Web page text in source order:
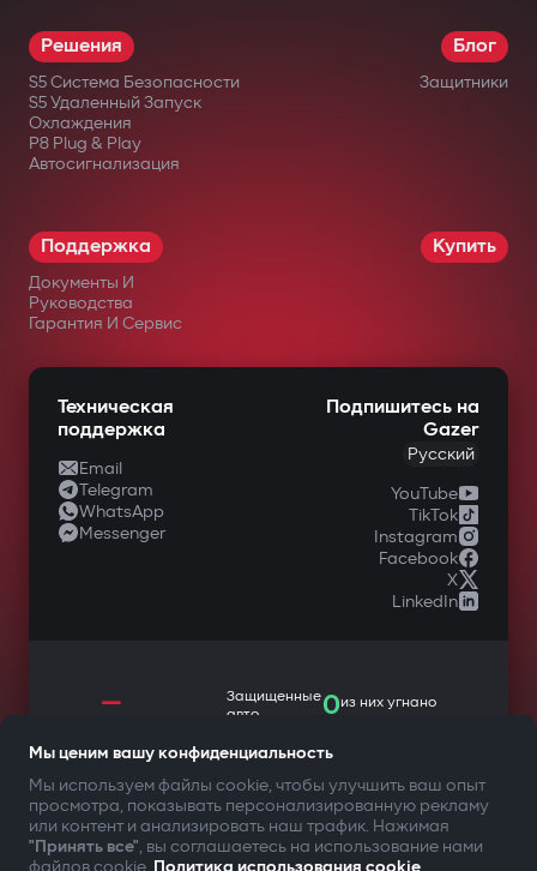
Решения
S5 Система Безопасности
S5 Удаленный Запуск
Охлаждения
P8 Plug & Play
Автосигнализация
Блог
Защитники
Поддержка
Документы И
Руководства
Гарантия И Сервис
Купить
Техническая
поддержка
Email
Telegram
WhatsApp
Messenger
Подпишитесь на
Gazer
Русский
YouTube
TikTok
Instagram
Facebook
X
LinkedIn
—
Защищенные
авто
0из них угнано
ТВОЯ БЕЗОПАСНОСТЬ ПРЕЖДЕ ВСЕГО
Мы ценим вашу конфиденциальность
Мы используем файлы cookie, чтобы улучшить ваш опыт
просмотра, показывать персонализированную рекламу
или контент и анализировать наш трафик. Нажимая
"Принять все", вы соглашаетесь на использование нами
файлов cookie. Политика использования cookie